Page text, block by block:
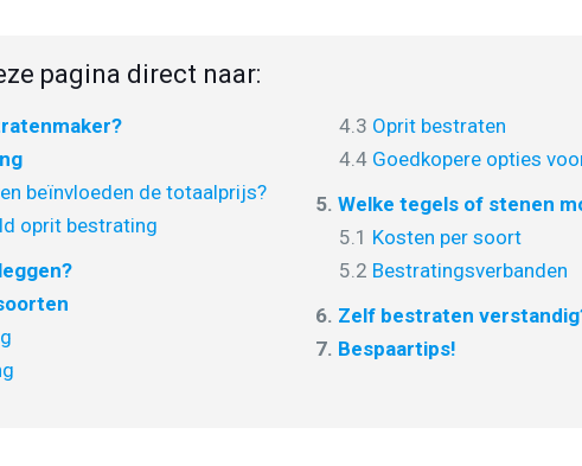
pagina direct naar:
beïnvloeden de totaalprijs?
oprit bestrating
4.3 Oprit bestraten
4.4 Goedkopere opties
5. Welke tegels of stenen
5.1 Kosten per soort
5.2 Bestratingsverbanden
6. Zelf bestraten
7. Bespaartips!